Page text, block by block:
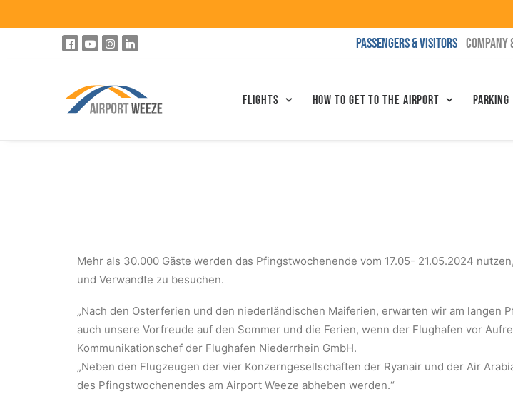
PASSENGERS & VISITORS COMPANY
Flights how to get to the airport Parking
Mehr als 30.000 Gäste werden das Pfingstwochenende vom 17.05- 21.05.2024
und Verwandte zu besuchen.
„Nach den Osterferien und den niederländischen Maiferien, erwarten wir am
auch unsere Vorfreude auf den Sommer und die Ferien, wenn der Flughafen vor
Kommunikationschef der Flughafen Niederrhein GmbH.
„Neben den Flugzeugen der vier Konzerngesellschaften der Ryanair und der Air
des Pfingstwochenendes am Airport Weeze abheben werden.“